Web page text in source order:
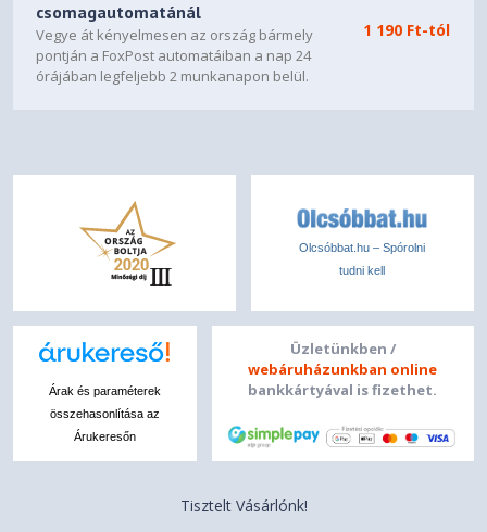
Case Material
(Bottom)
SOFTWARE
Bundled Software
Intel® Connectivity
CONNECTIVITY
WLAN + Bluetooth
802.11be 2x2 + BT5.4
WWAN Non-WWAN
SIM Card None
csomagautomatánál
Vegye át kényelmesen az ország bármely
pontján a FoxPost automatáiban a nap 24
órájában legfeljebb 2 munkanapon belül.
1 190 Ft-tól
Olcsóbbat.hu – Spórolni
tudni kell
Árak és paraméterek
összehasonlítása az
Árukeresőn
Üzletünkben /
webáruházunkban online
bankkártyával is fizethet.
Tisztelt Vásárlónk!